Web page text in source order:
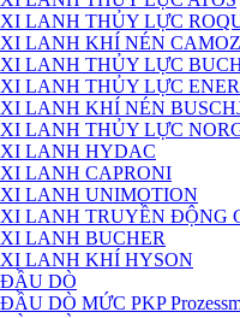
XI LANH THỦY LỰC
XI LANH KHÍ NÉN
XI LANH THỦY LỰC
XI LANH THỦY LỰC
XI LANH KHÍ NÉN
XI LANH THỦY LỰC
XI LANH HYDAC
XI LANH CAPRONI
XI LANH UNIMOTION
XI LANH TRUYỀN ĐỘNG
XI LANH BUCHER
XI LANH KHÍ HYSON
ĐẦU DÒ
ĐẦU DÒ MỨC PKP